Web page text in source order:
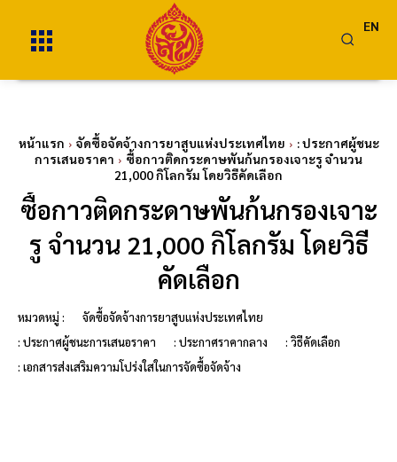
EN
หน้าแรก จัดซื้อจัดจ้างการยาสูบแห่งประเทศไทย
: ประกาศผู้ชนะ
การเสนอราคา
ซื้อกาวติดกระดาษพันก้นกรองเจาะรู จำนวน
21,000 กิโลกรัม โดยวิธีคัดเลือก
ซื้อกาวติดกระดาษพันก้นกรองเจาะ
รู จำนวน 21,000 กิโลกรัม โดยวิธี
คัดเลือก
หมวดหมู่ :
จัดซื้อจัดจ้างการยาสูบแห่งประเทศไทย
: ประกาศผู้ชนะการเสนอราคา
: ประกาศราคากลาง
: วิธีคัดเลือก
: เอกสารส่งเสริมความโปร่งใสในการจัดซื้อจัดจ้าง